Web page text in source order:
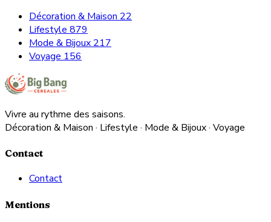
Décoration & Maison 22
Lifestyle 879
Mode & Bijoux 217
Voyage 156
Vivre au rythme des saisons.
Décoration & Maison · Lifestyle · Mode & Bijoux · Voyage
Contact
Contact
Mentions